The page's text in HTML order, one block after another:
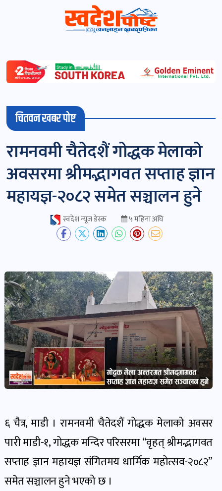
विशेष
माडी
(स्थानीय)
खबर
पोष्ट
खबर
खबर
पोष्ट
विकास-
निर्माण
खबर
पोष्ट
पोष्ट
पर्यटन
चितवन खबर पोष्ट
रामनवमी चैतेदशैं गोद्धक मेलाको
अवसरमा श्रीमद्भागवत सप्ताह ज्ञान
महायज्ञ-२०८२ समेत सञ्चालन हुने
स्वदेश न्यूज डेस्क ५ महिना अघि
६ चैत्र, माडी । रामनवमी चैतेदशैं गोद्धक मेलाको अवसर
पारी माडी-१, गोद्धक मन्दिर परिसरमा “वृहत् श्रीमद्भागवत
सप्ताह ज्ञान महायज्ञ संगितमय धार्मिक महोत्सव-२०८२”
समेत सञ्चालन हुने भएको छ ।